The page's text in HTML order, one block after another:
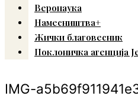
Веронаука
Намесништва+
Жички благовесник
Поклоничка агенција
IMG-